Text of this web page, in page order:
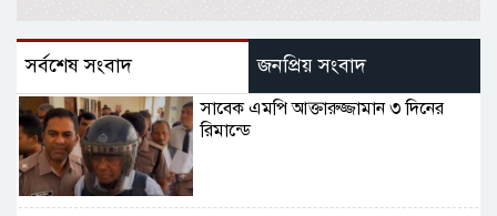
সর্বশেষ সংবাদ জনপ্রিয় সংবাদ
সাবেক এমপি আক্তারুজ্জামান ৩ দিনের
রিমান্ডে